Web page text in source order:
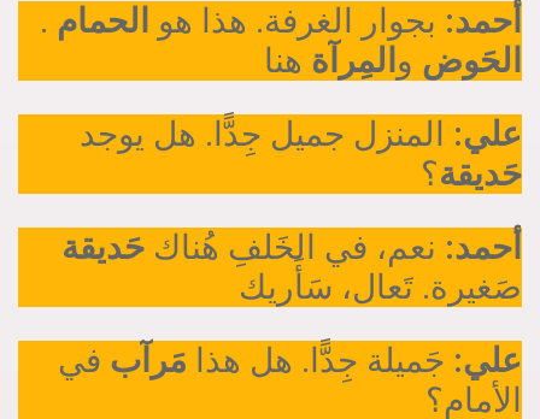
أحمد: بجوار الغرفة. هذا هو الحمام .
الحَوض و المِرآة هنا
علي: المنزل جميل جِدًّا. هل يوجد
حَديقة؟
أحمد: نعم، في الخَلفِ هُناك حَديقة
صَغيرة. تَعال، سَأَريك
علي: جَميلة جِدًّا. هل هذا مَرآب في
الأمام؟